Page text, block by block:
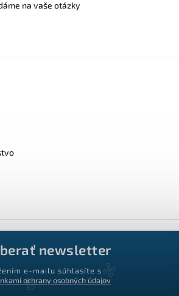
na vaše otázky
newsletter
e-mailu súhlasíte s
ochrany osobných údajov